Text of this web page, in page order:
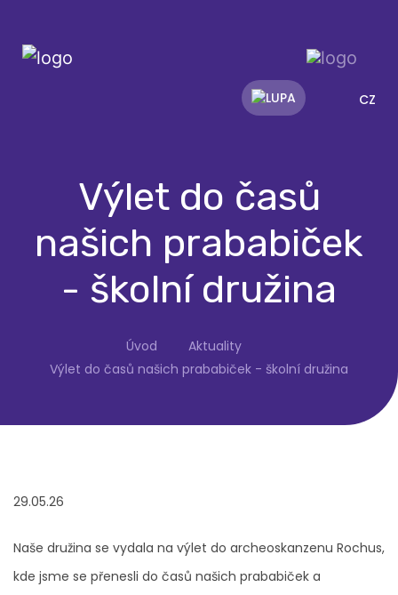
CZ
Výlet do časů
našich prababiček
- školní družina
Úvod
Aktuality
Výlet do časů našich prababiček - školní družina
29.05.26
Naše družina se vydala na výlet do archeoskanzenu Rochus,
kde jsme se přenesli do časů našich prababiček a